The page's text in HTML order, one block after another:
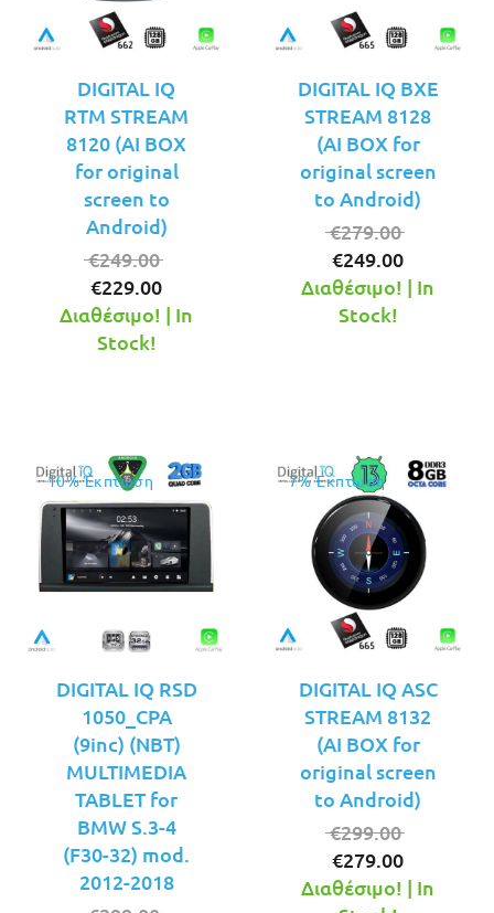
DIGITAL IQ
RTM STREAM
8120 (AI BOX
for original
screen to
Android)
€249.00
was:
€229.00
τρέχουσα
Διαθέσιμο! | In
Stock!
DIGITAL IQ BXE
STREAM 8128
(AI BOX for
original screen
to Android)
€279.00
was:
€249.00
τρέχουσα
Διαθέσιμο! | In
Stock!
10% Έκπτωση
DIGITAL IQ RSD
1050_CPA
(9inc) (NBT)
MULTIMEDIA
TABLET for
BMW S.3-4
(F30-32) mod.
2012-2018
7% Έκπτωση
DIGITAL IQ ASC
STREAM 8132
(AI BOX for
original screen
to Android)
€299.00
was:
€279.00
τρέχουσα
Διαθέσιμο! | In